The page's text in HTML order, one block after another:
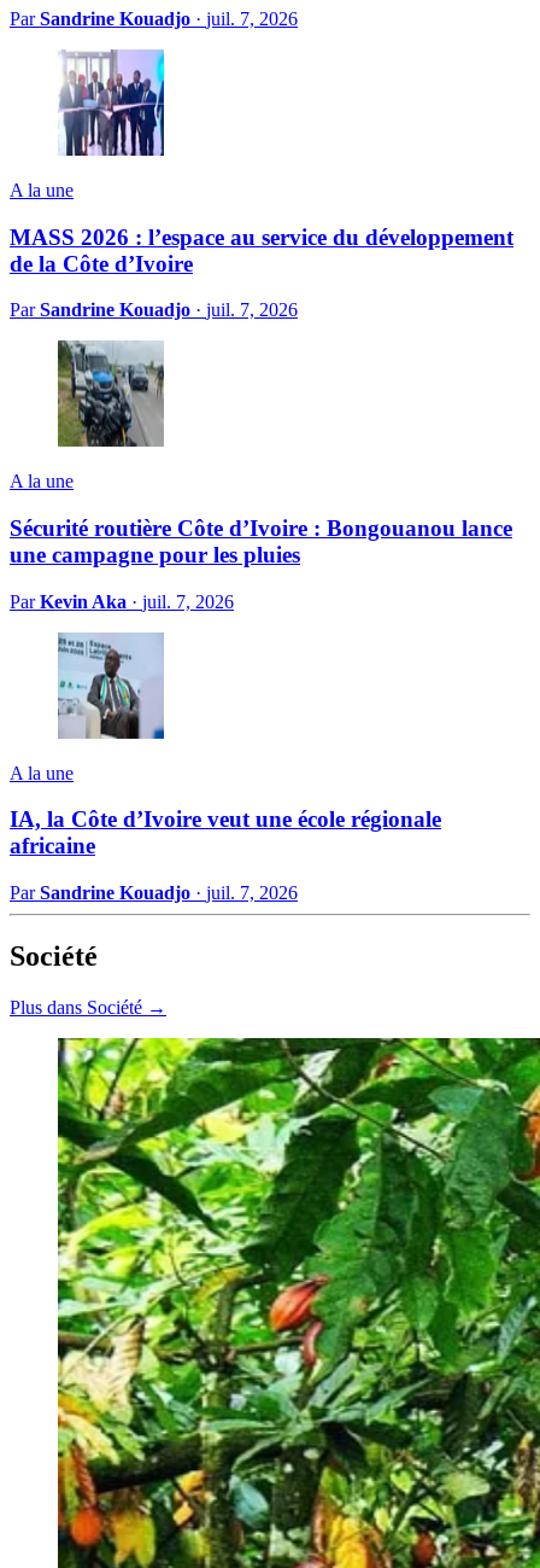
ParSandrine Kouadjo · juil. 7, 2026
A la une
MASS 2026 : l’espace au service du développement
de la Côte d’Ivoire
ParSandrine Kouadjo · juil. 7, 2026
A la une
Sécurité routière Côte d’Ivoire : Bongouanou lance
une campagne pour les pluies
ParKevin Aka · juil. 7, 2026
A la une
IA, la Côte d’Ivoire veut une école régionale
africaine
ParSandrine Kouadjo · juil. 7, 2026
Société
Plus dans Société →